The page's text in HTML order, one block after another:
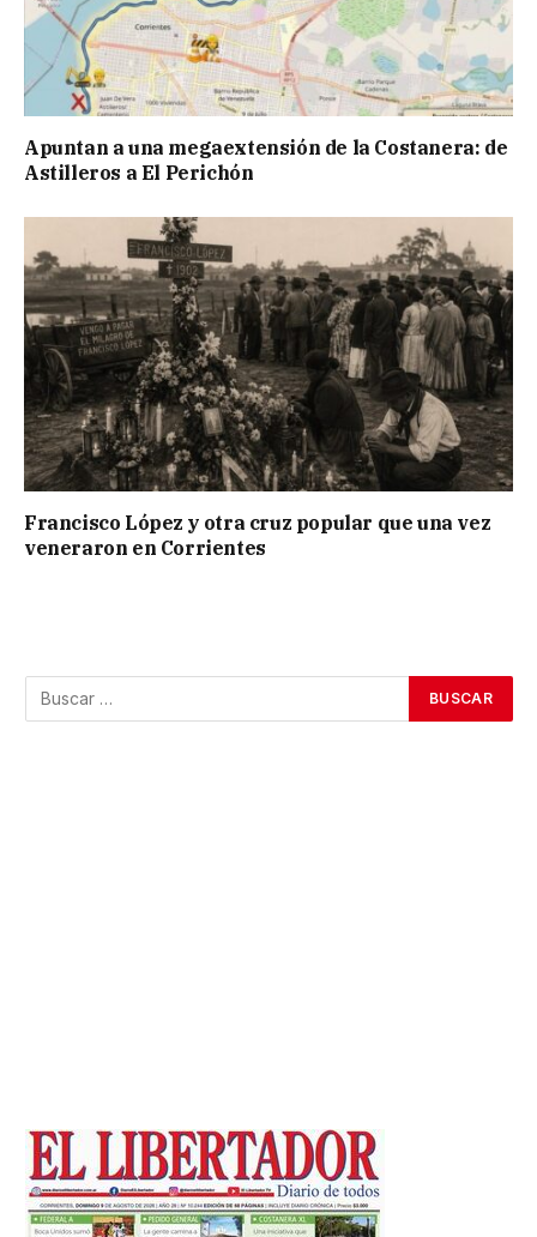
Apuntan a una megaextensión de la Costanera: de
Astilleros a El Perichón
Francisco López y otra cruz popular que una vez
veneraron en Corrientes